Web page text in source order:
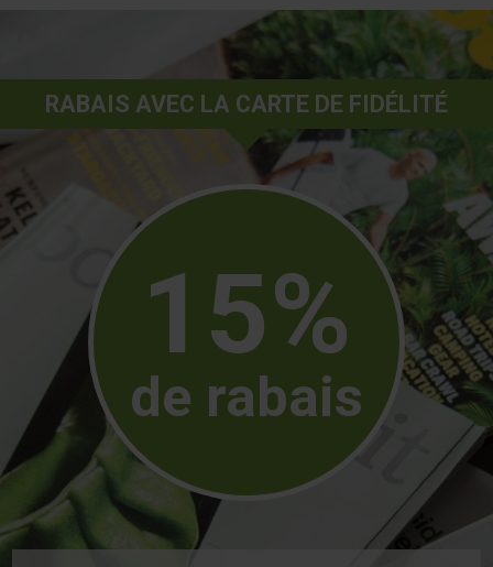
RABAIS AVEC LA CARTE DE FIDÉLITÉ
15%
de rabais